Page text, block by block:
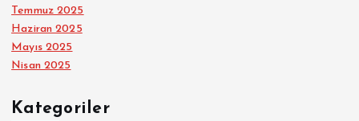
Temmuz 2025
Haziran 2025
Mayıs 2025
Nisan 2025
Kategoriler